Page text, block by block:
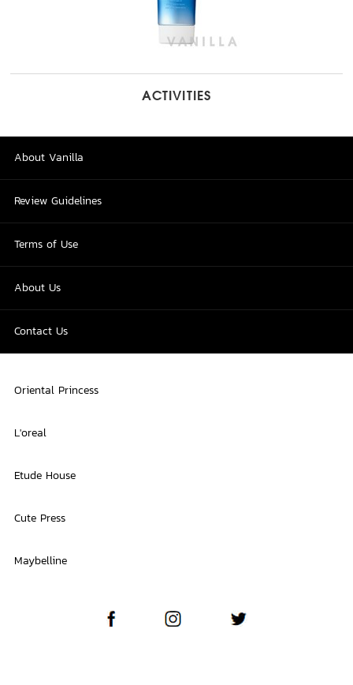
ACTIVITIES
About Vanilla
Review Guidelines
Terms of Use
About Us
Contact Us
Oriental Princess
L'oreal
Etude House
Cute Press
Maybelline